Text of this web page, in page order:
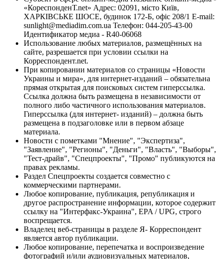
«КореспонденТ.net» Адрес: 02091, місто Київ,
ХАРКІВСЬКЕ ШОСЕ, будинок 172-Б, офіс 208/1 E-mail:
sunlight@mediadim.com.ua Телефон: 044-205-43-00
Идентификатор медиа - R40-06068
Использование любых материалов, размещённых на
сайте, разрешается при условии ссылки на
Корреспондент.net.
При копировании материалов со страницы «Новости
Украины и мира», для интернет-изданий – обязательна
прямая открытая для поисковых систем гиперссылка.
Ссылка должна быть размещена в независимости от
полного либо частичного использования материалов.
Гиперссылка (для интернет- изданий) – должна быть
размещена в подзаголовке или в первом абзаце
материала.
Новости с пометками "Мнение", "Экспертиза",
"Заявление", "Регионы", "Деньги", "Власть", "Выборы",
"Тест-драйв", "Спецпроекты", "Промо" публикуются на
правах рекламы.
Раздел Спецпроекты создается совместно с
коммерческими партнерами.
Любое копирование, публикация, републикация и
другое распространение информации, которое содержит
ссылку на "Интерфакс-Украина", EPA / UPG, строго
воспрещается.
Владелец веб-страницы в разделе Я- Корреспондент
является автор публикации.
Любое копирование, перепечатка и воспроизведение
фотографий и/или аудиовизуальных материалов,